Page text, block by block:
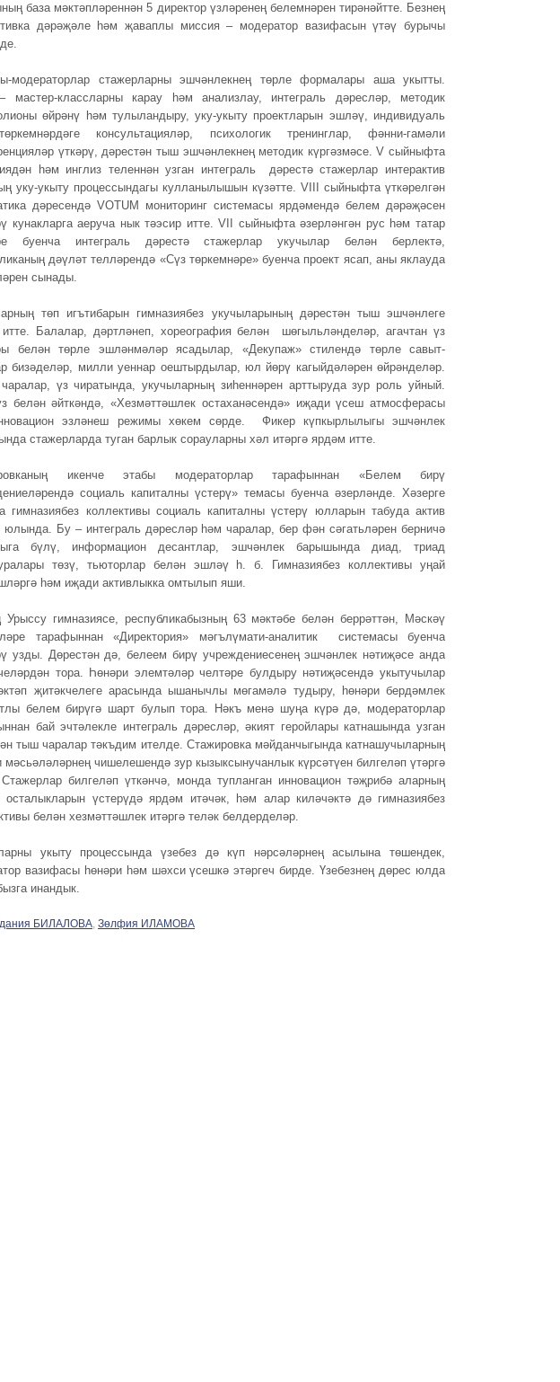
база мәктәпләреннән 5 директор үзләренең белемнәрен тирәнәйтте. Безнең
дәрәҗәле һәм җаваплы миссия – модератор вазифасын үтәү бурычы
модераторлар стажерларны эшчәнлекнең төрле формалары аша укытты.
мастер-классларны карау һәм анализлау, интеграль дәресләр, методик
өйрәнү һәм тулыландыру, уку-укыту проектларын эшләү, индивидуаль
консультацияләр, психологик тренинглар, фәнни-гамәли
үткәрү, дәрестән тыш эшчәнлекнең методик күргәзмәсе. V сыйныфта
һәм инглиз теленнән узган интеграль дәрестә стажерлар интерактив
уку-укыту процессындагы кулланылышын күзәтте. VIII сыйныфта үткәрелгән
дәресендә VOTUM мониторинг системасы ярдәмендә белем дәрәҗәсен
кунакларга аеруча нык тәэсир итте. VII сыйныфта әзерләнгән рус һәм татар
буенча интеграль дәрестә стажерлар укучылар белән берлектә,
дәүләт телләрендә «Сүз төркемнәре» буенча проект ясап, аны яклауда
сынады.
төп игътибарын гимназиябез укучыларының дәрестән тыш эшчәнлеге
Балалар, дәртләнеп, хореография белән шөгыльләнделәр, агачтан үз
белән төрле эшләнмәләр ясадылар, «Декупаж» стилендә төрле савыт-
бизәделәр, милли уеннар оештырдылар, юл йөрү кагыйдәләрен өйрәнделәр.
үз чиратында, укучыларның зиһеннәрен арттыруда зур роль уйный.
белән әйткәндә, «Хезмәттәшлек остаханәсендә» иҗади үсеш атмосферасы
эзләнеш режимы хөкем сөрде. Фикер күпкырлылыгы эшчәнлек
стажерларда туган барлык сорауларны хәл итәргә ярдәм итте.
икенче этабы модераторлар тарафыннан «Белем бирү
социаль капиталны үстерү» темасы буенча әзерләнде. Хәзерге
гимназиябез коллективы социаль капиталны үстерү юлларын табуда актив
юлында. Бу – интеграль дәресләр һәм чаралар, бер фән сәгатьләрен берничә
бүлү, информацион десантлар, эшчәнлек барышында диад, триад
төзү, тьюторлар белән эшләү һ. б. Гимназиябез коллективы уңай
һәм иҗади активлыкка омтылып яши.
Урыссу гимназиясе, республикабызның 63 мәктәбе белән беррәттән, Мәскәү
тарафыннан «Директория» мәгълүмати-аналитик системасы буенча
узды. Дөрестән дә, белеем бирү учреждениесенең эшчәнлек нәтиҗәсе анда
тора. Һөнәри элемтәләр челтәре булдыру нәтиҗәсендә укытучылар
җитәкчелеге арасында ышанычлы мөгамәлә тудыру, һөнәри бердәмлек
белем бирүгә шарт булып тора. Нәкъ менә шуңа күрә дә, модераторлар
бай эчтәлекле интеграль дәресләр, әкият геройлары катнашында узган
тыш чаралар тәкъдим ителде. Стажировка мәйданчыгында катнашучыларның
мәсьәләләрнең чишелешендә зур кызыксынучанлык күрсәтүен билгеләп үтәргә
Стажерлар билгеләп үткәнчә, монда тупланган инновацион тәҗрибә аларның
осталыкларын үстерүдә ярдәм итәчәк, һәм алар киләчәктә дә гимназиябез
белән хезмәттәшлек итәргә теләк белдерделәр.
укыту процессында үзебез дә күп нәрсәләрнең асылына төшендек,
вазифасы һөнәри һәм шәхси үсешкә этәргеч бирде. Үзебезнең дөрес юлда
инандык.
БИЛАЛОВА, Зөлфия ИЛАМОВА